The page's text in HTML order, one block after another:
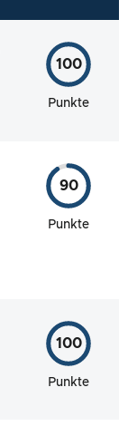
100
Punkte
90
Punkte
100
Punkte